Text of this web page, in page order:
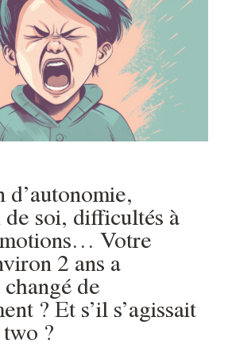
soi, difficultés à
Votre
2 ans a
de
? Et s’il s’agissait
?